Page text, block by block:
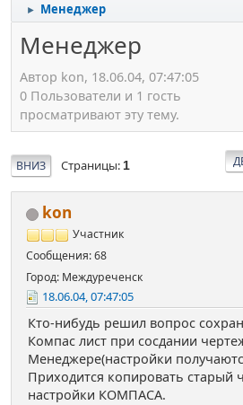
► Менеджер
Менеджер
Автор kon, 18.06.04, 07:47:05
0 Пользователи и 1 гость
просматривают эту тему.
ВНИЗ Страницы 1
kon
Участник
Сообщения: 68
Город: Междуреченск
18.06.04, 07:47:05
Кто-нибудь решил вопрос
Компас лист при сосдании
Менеджере(настройки
Приходится копировать старый
настройки КОМПАСА.